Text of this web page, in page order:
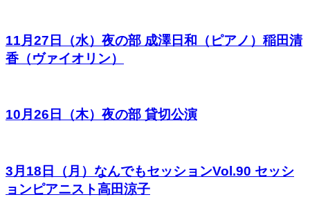
11月27日（水）夜の部 成澤日和（ピアノ）稲田清
香（ヴァイオリン）
10月26日（木）夜の部 貸切公演
3月18日（月）なんでもセッションVol.90 セッシ
ョンピアニスト高田涼子